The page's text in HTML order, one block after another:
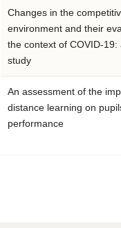
Changes in the
environment and their
the context of COVID-19:
study
An assessment of the
distance learning on
performance